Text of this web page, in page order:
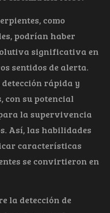
como
podrían haber
significativa en
sentidos de alerta.
rápida y
con su potencial
la supervivencia
Así, las habilidades
características
se convirtieron en
la detección de